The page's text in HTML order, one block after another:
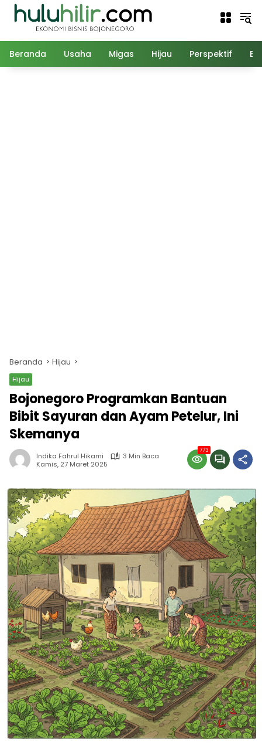
Langsung
Beranda Usaha Migas Hijau Perspektif
Beranda Hijau
Hijau
Bojonegoro Programkan Bantuan
Bibit Sayuran dan Ayam Petelur, Ini
Skemanya
Indika Fahrul Hikami
3 Min Baca
Kamis, 27 Maret 2025
773